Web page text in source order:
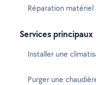
Réparation matériel
Services principaux
Installer une
Purger une